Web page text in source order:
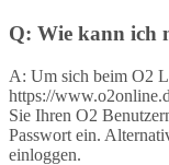
Q: Wie kann ich
A: Um sich beim O2
https://
Sie Ihren O2
Passwort ein.
einloggen.